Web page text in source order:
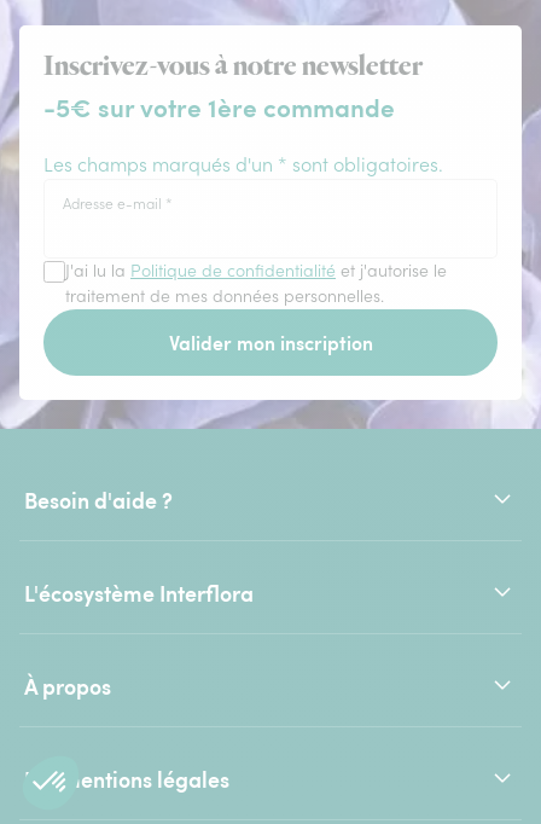
Inscrivez-vous à notre newsletter
-5€ sur votre 1ère commande
Les champs marqués d'un * sont obligatoires.
Adresse e-mail *
J'ai lu la Politique de confidentialité et j'autorise le
traitement de mes données personnelles.
Valider mon inscription
Besoin d'aide ?
L'écosystème Interflora
À propos
Les mentions légales